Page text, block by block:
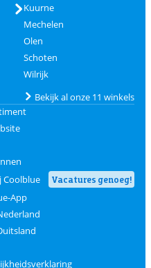
Kuurne
Mechelen
Olen
Schoten
Wilrijk
Bekijk al onze 11 winkels
Coolblue
Vacatures genoeg!
App